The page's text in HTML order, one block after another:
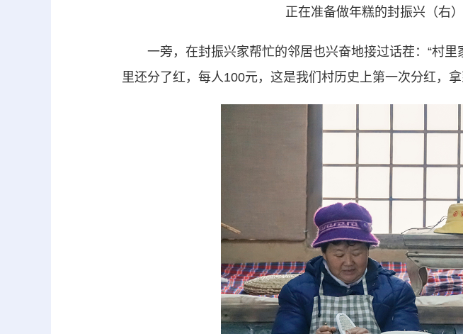
正在准备做年糕的封振兴（右
一旁，在封振兴家帮忙的邻居也兴奋地接过话茬：“村里
里还分了红，每人100元，这是我们村历史上第一次分红，